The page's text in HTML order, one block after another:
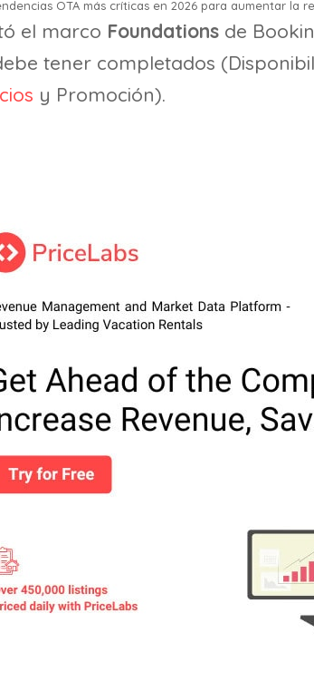
OTA más críticas en 2026 para aumentar la
el marco Foundations de
tener completados
y Promoción).